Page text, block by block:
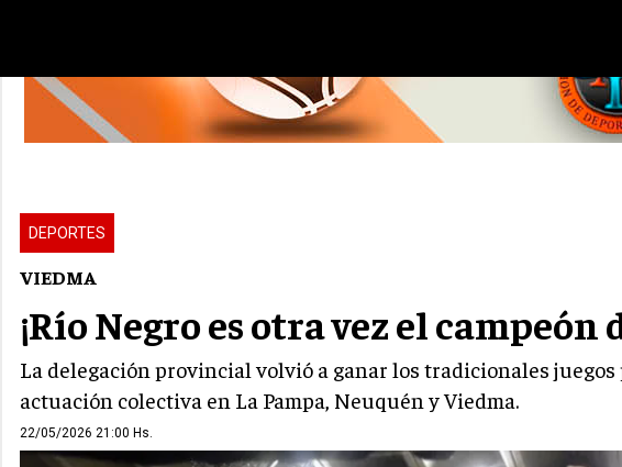
DEPORTES
VIEDMA
¡Río Negro es otra vez el campeón
La delegación provincial volvió a ganar los tradicionales
actuación colectiva en La Pampa, Neuquén y Viedma.
22/05/2026 21:00 Hs.